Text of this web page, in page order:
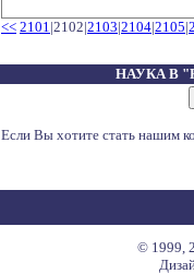
<< 2101|2102|2103|2104|2105|
НАУКА В
Если Вы хотите стать нашим
© 1999,